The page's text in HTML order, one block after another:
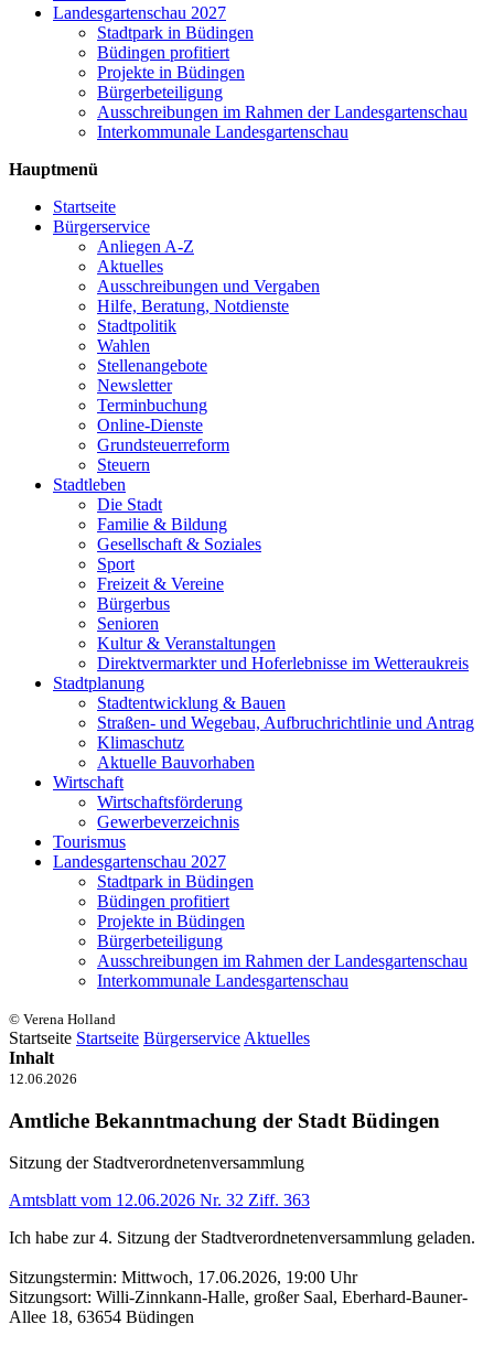
Landesgartenschau 2027
Stadtpark in Büdingen
Büdingen profitiert
Projekte in Büdingen
Bürgerbeteiligung
Ausschreibungen im Rahmen der Landesgartenschau
Interkommunale Landesgartenschau
Hauptmenü
Startseite
Bürgerservice
Anliegen A-Z
Aktuelles
Ausschreibungen und Vergaben
Hilfe, Beratung, Notdienste
Stadtpolitik
Wahlen
Stellenangebote
Newsletter
Terminbuchung
Online-Dienste
Grundsteuerreform
Steuern
Stadtleben
Die Stadt
Familie & Bildung
Gesellschaft & Soziales
Sport
Freizeit & Vereine
Bürgerbus
Senioren
Kultur & Veranstaltungen
Direktvermarkter und Hoferlebnisse im Wetteraukreis
Stadtplanung
Stadtentwicklung & Bauen
Straßen- und Wegebau, Aufbruchrichtlinie und Antrag
Klimaschutz
Aktuelle Bauvorhaben
Wirtschaft
Wirtschaftsförderung
Gewerbeverzeichnis
Tourismus
Landesgartenschau 2027
Stadtpark in Büdingen
Büdingen profitiert
Projekte in Büdingen
Bürgerbeteiligung
Ausschreibungen im Rahmen der Landesgartenschau
Interkommunale Landesgartenschau
© Verena Holland
Startseite Startseite Bürgerservice Aktuelles
Inhalt
12.06.2026
Amtliche Bekanntmachung der Stadt Büdingen
Sitzung der Stadtverordnetenversammlung
Amtsblatt vom 12.06.2026 Nr. 32 Ziff. 363
Ich habe zur 4. Sitzung der Stadtverordnetenversammlung geladen.
Sitzungstermin: Mittwoch, 17.06.2026, 19:00 Uhr
Sitzungsort: Willi-Zinnkann-Halle, großer Saal, Eberhard-Bauner-
Allee 18, 63654 Büdingen